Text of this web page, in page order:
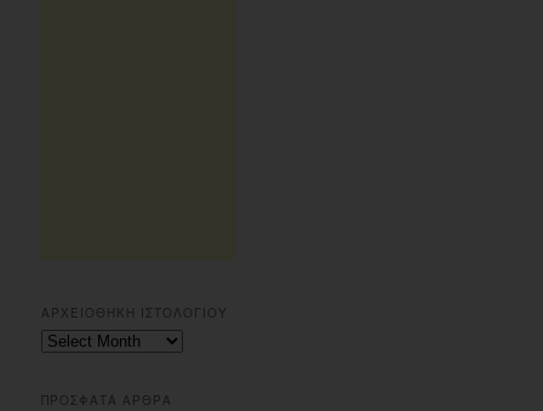
ΑΡΧΕΙΟΘΗΚΗ ΙΣΤΟΛΟΓΙΟΥ
Αρχειοθηκη
ΠΡΟΣΦΑΤΑ ΑΡΘΡΑ